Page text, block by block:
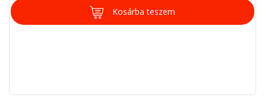
Kosárba teszem